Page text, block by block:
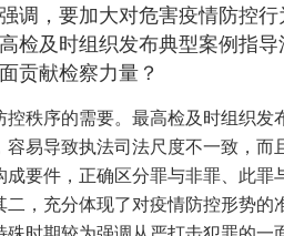
调，要加大对危害疫情防控
检及时组织发布典型案例指
贡献检察力量？
秩序的需要。最高检及时组织
易导致执法司法尺度不一致，
要件，正确区分罪与非罪、此
，充分体现了对疫情防控形势的